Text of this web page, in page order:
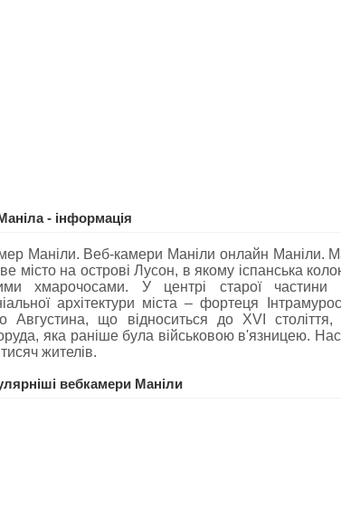
- інформація
Маніли. Веб-камери Маніли онлайн Маніли.
місто на острові Лусон, в якому іспанська
хмарочосами. У центрі старої частини
архітектури міста – фортеця
Августина, що відноситься до XVI
яка раніше була військовою в'язницею.
жителів.
вебкамери Маніли